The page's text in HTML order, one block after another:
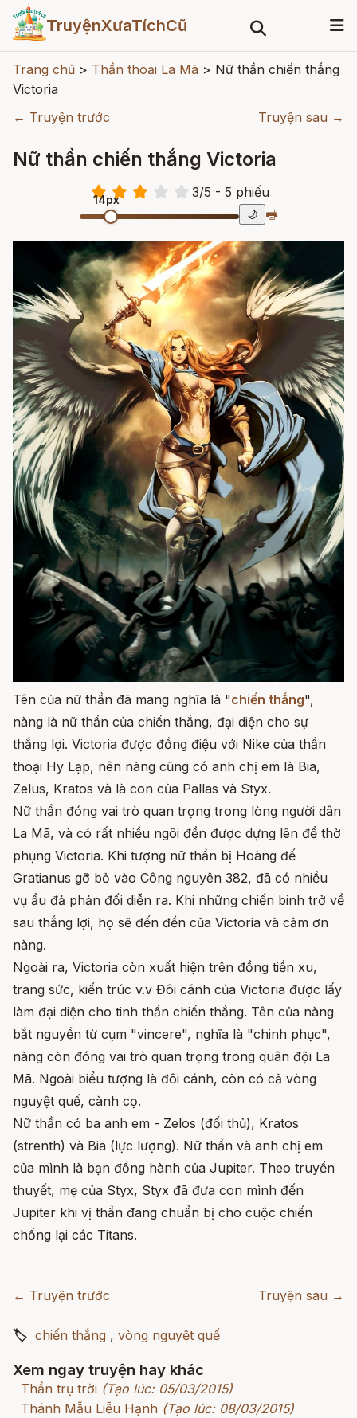
TruyệnXưaTíchCũ
Trang chủ > Thần thoại La Mã > Nữ thần chiến thắng
Victoria
← Truyện trước
Truyện sau →
Nữ thần chiến thắng Victoria
3/5 - 5 phiếu
14px
🌙 🖶
Tên của nữ thần đã mang nghĩa là "chiến thắng",
nàng là nữ thần của chiến thắng, đại diện cho sự
thắng lợi. Victoria được đồng điệu với Nike của thần
thoại Hy Lạp, nên nàng cũng có anh chị em là Bia,
Zelus, Kratos và là con của Pallas và Styx.
Nữ thần đóng vai trò quan trọng trong lòng người dân
La Mã, và có rất nhiều ngôi đền được dựng lên để thờ
phụng Victoria. Khi tượng nữ thần bị Hoàng đế
Gratianus gỡ bỏ vào Công nguyên 382, đã có nhiều
vụ ẩu đả phản đối diễn ra. Khi những chiến binh trở về
sau thắng lợi, họ sẽ đến đền của Victoria và cảm ơn
nàng.
Ngoài ra, Victoria còn xuất hiện trên đồng tiền xu,
trang sức, kiến trúc v.v Đôi cánh của Victoria được lấy
làm đại diện cho tinh thần chiến thắng. Tên của nàng
bắt nguyền từ cụm "vincere", nghĩa là "chinh phục",
nàng còn đóng vai trò quan trọng trong quân đội La
Mã. Ngoài biểu tượng là đôi cánh, còn có cả vòng
nguyệt quế, cành cọ.
Nữ thần có ba anh em - Zelos (đối thủ), Kratos
(strenth) và Bia (lực lượng). Nữ thần và anh chị em
của mình là bạn đồng hành của Jupiter. Theo truyền
thuyết, mẹ của Styx, Styx đã đưa con mình đến
Jupiter khi vị thần đang chuẩn bị cho cuộc chiến
chống lại các Titans.
← Truyện trước Truyện sau →
🏷 chiến thắng , vòng nguyệt quế
Xem ngay truyện hay khác
Thần trụ trời (Tạo lúc: 05/03/2015)
Thánh Mẫu Liễu Hạnh (Tạo lúc: 08/03/2015)